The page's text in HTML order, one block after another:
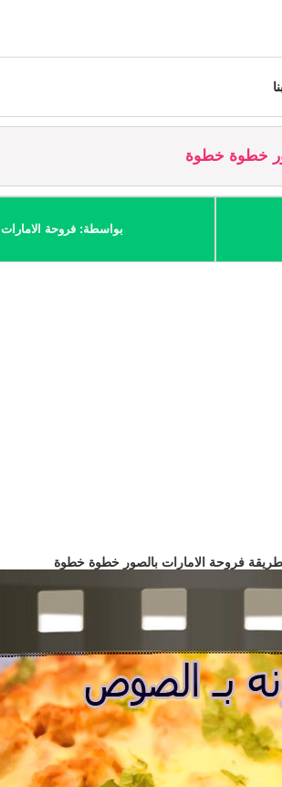
خطوة خطوة
بواسطة: فروحة الامارات
فروحة الامارات بالصور خطوة خطوة